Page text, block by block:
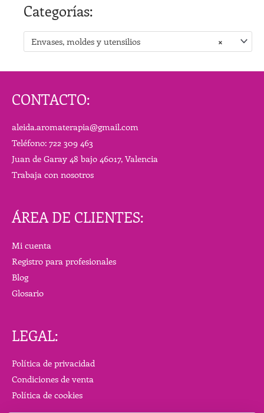
Categorías:
×
Envases, moldes y utensilios
CONTACTO:
aleida.aromaterapia@gmail.com
Teléfono: 722 309 463
Juan de Garay 48 bajo 46017, Valencia
Trabaja con nosotros
ÁREA DE CLIENTES:
Mi cuenta
Registro para profesionales
Blog
Glosario
LEGAL:
Política de privacidad
Condiciones de venta
Política de cookies